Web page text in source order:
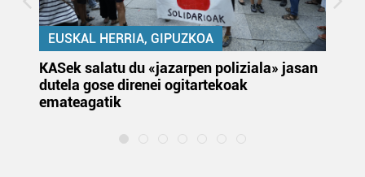
EUSKAL HERRIA, GIPUZKOA
KASek salatu du «jazarpen poliziala» jasan
dutela gose direnei ogitartekoak
emateagatik